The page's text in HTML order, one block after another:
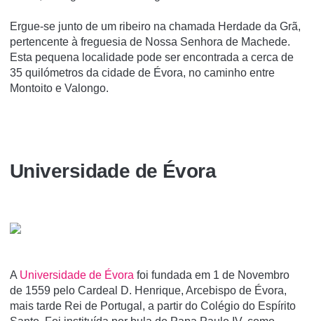
Ergue-se junto de um ribeiro na chamada Herdade da Grã,
pertencente à freguesia de Nossa Senhora de Machede.
Esta pequena localidade pode ser encontrada a cerca de
35 quilómetros da cidade de Évora, no caminho entre
Montoito e Valongo.
Universidade de Évora
A Universidade de Évora foi fundada em 1 de Novembro
de 1559 pelo Cardeal D. Henrique, Arcebispo de Évora,
mais tarde Rei de Portugal, a partir do Colégio do Espí­rito